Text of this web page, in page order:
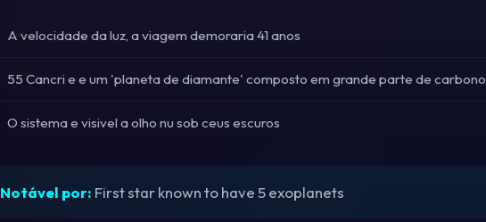
A velocidade da luz, a viagem demoraria 41 anos
55 Cancri e e um 'planeta de diamante' composto em grande parte de carbono
O sistema e visivel a olho nu sob ceus escuros
Notável por: First star known to have 5 exoplanets